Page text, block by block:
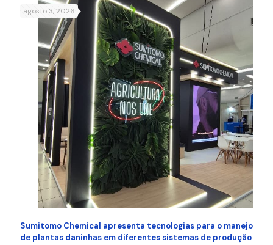
agosto 3, 2026
Sumitomo Chemical apresenta tecnologias para o manejo
de plantas daninhas em diferentes sistemas de produção